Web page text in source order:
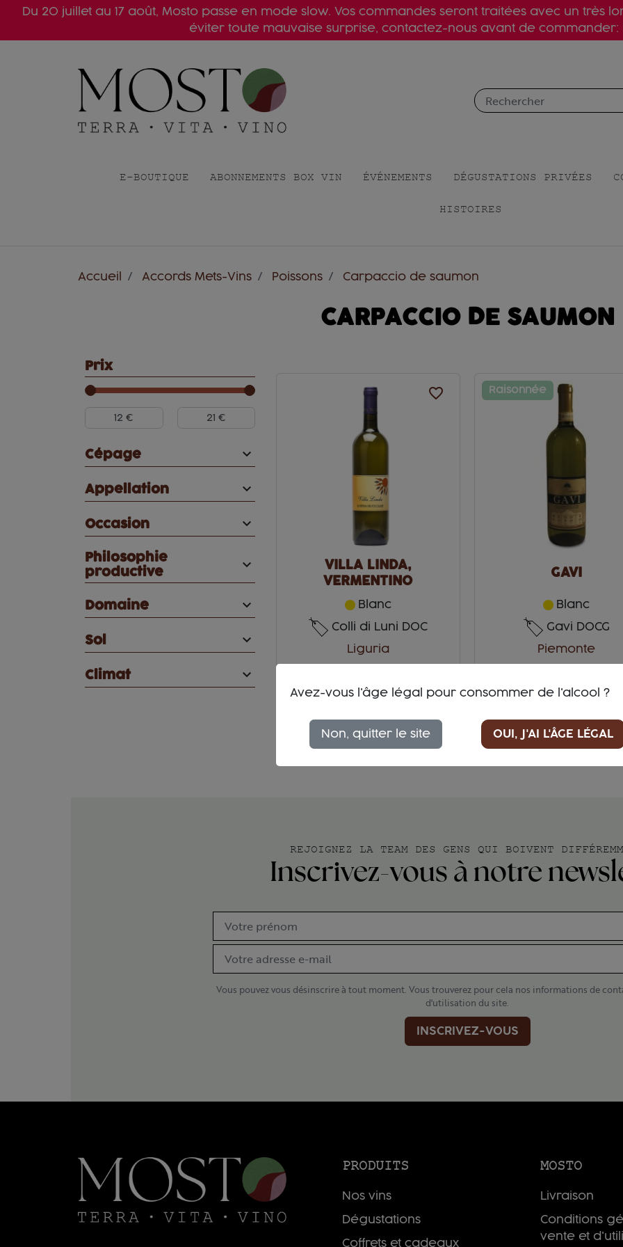
Du 20 juillet au 17 août, Mosto passe en mode slow. Vos commandes seront traitées avec un très
éviter toute mauvaise surprise, contactez-nous avant de commander:
E-BOUTIQUE ABONNEMENTS BOX VIN ÉVÉNEMENTS DÉGUSTATIONS PRIVÉES
HISTOIRES
Accueil Accords Mets-Vins Poissons Carpaccio de saumon
CARPACCIO DE SAUMON
Prix
Cépage 
Appellation 
Occasion 
Philosophie
productive

Domaine 
Sol 
Climat 
favorite_border
VILLA LINDA,
VERMENTINO
Blanc
Colli di Luni DOC
Liguria
20,40 €
ACHETEZ
Raisonnée
GAVI
Blanc
Gavi DOCG
Piemonte
ACHETEZ
REJOIGNEZ LA TEAM DES GENS QUI BOIVENT
Inscrivez-vous à notre
Vous pouvez vous désinscrire à tout moment. Vous trouverez pour cela nos informations de
d'utilisation du site.
INSCRIVEZ-VOUS
PRODUITS
Nos vins
Dégustations
Coffrets et cadeaux
MOSTO
Livraison
Conditions
vente et
Avez-vous l'âge légal pour consommer de l'alcool ?
Non, quitter le site OUI, J'AI L'ÂGE LÉGAL